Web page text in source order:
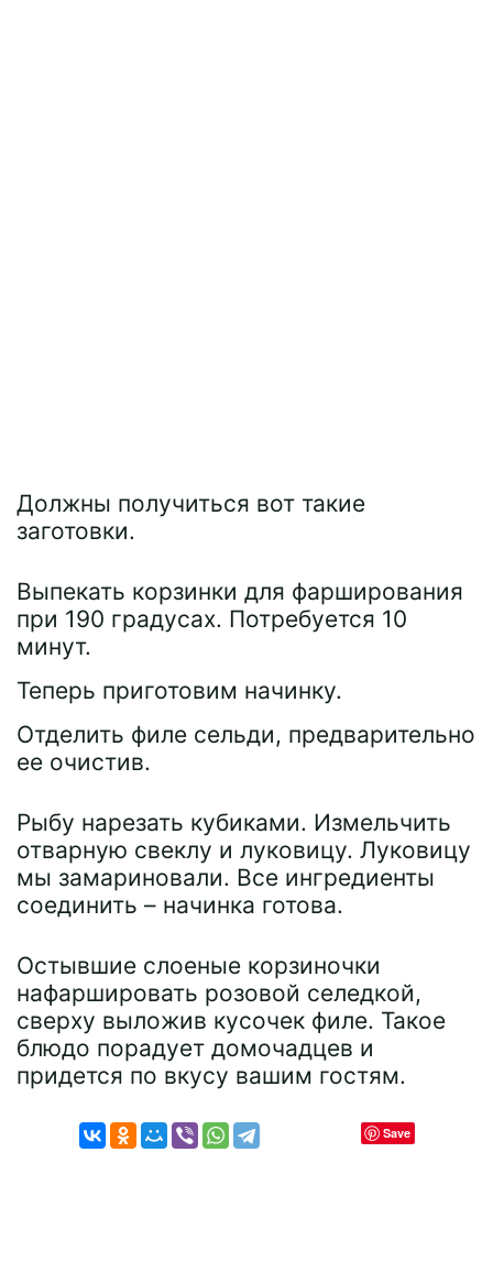
Должны получиться вот такие
заготовки.
Выпекать корзинки для фарширования
при 190 градусах. Потребуется 10
минут.
Теперь приготовим начинку.
Отделить филе сельди, предварительно
ее очистив.
Рыбу нарезать кубиками. Измельчить
отварную свеклу и луковицу. Луковицу
мы замариновали. Все ингредиенты
соединить – начинка готова.
Остывшие слоеные корзиночки
нафаршировать розовой селедкой,
сверху выложив кусочек филе. Такое
блюдо порадует домочадцев и
придется по вкусу вашим гостям.
Save